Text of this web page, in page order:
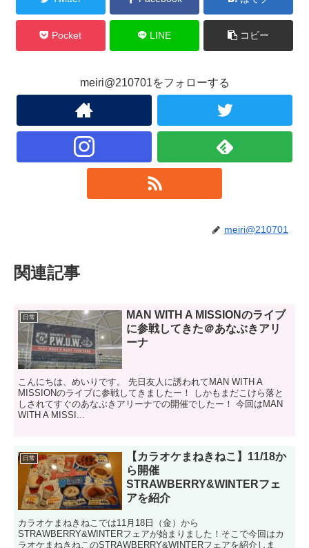
Pocket LINE コピー
meiri@210701をフォローする
meiri@210701
関連記事
日常
MAN WITH A MISSIONのライブ
に参戦してきた＠あなぶきアリ
ーナ
こんにちは、めいりです。 先日友人に誘われてMAN WITH A
MISSIONのライブに参戦してきましたー！ しかもまだこけら落と
しされてすぐのあなぶきアリーナでの開催でしたー！ 今回はMAN
WITH A MISSI...
日常
【カラオケまねきねこ】11/18か
ら開催
STRAWBERRY&WINTERフェ
アを紹介
カラオケまねきねこでは11月18日（金）から
STRAWBERRY&WINTERフェアが始まりました！そこで今回はカ
ラオケまねきねこのSTRAWBERRY&WINTERフェアを紹介しま